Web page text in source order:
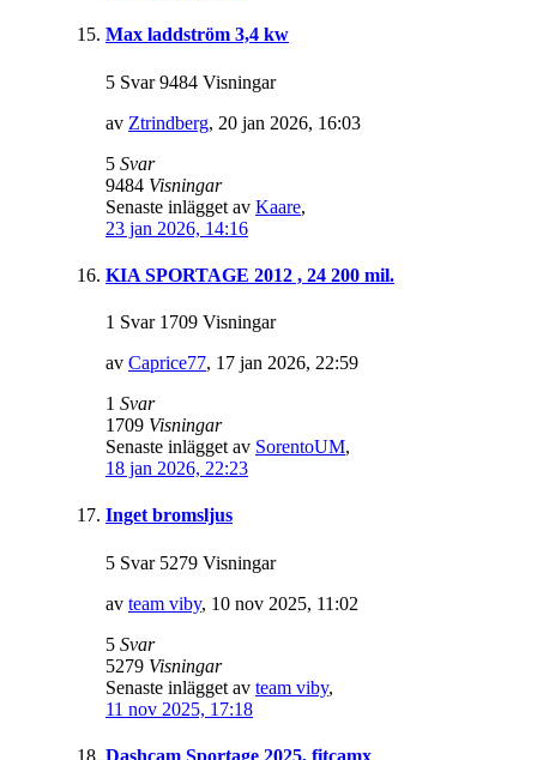
Max laddström 3,4 kw
5 Svar 9484 Visningar
av Ztrindberg, 20 jan 2026, 16:03
5 Svar
9484 Visningar
Senaste inlägget av Kaare,
23 jan 2026, 14:16
KIA SPORTAGE 2012 , 24 200 mil.
1 Svar 1709 Visningar
av Caprice77, 17 jan 2026, 22:59
1 Svar
1709 Visningar
Senaste inlägget av SorentoUM,
18 jan 2026, 22:23
Inget bromsljus
5 Svar 5279 Visningar
av team viby, 10 nov 2025, 11:02
5 Svar
5279 Visningar
Senaste inlägget av team viby,
11 nov 2025, 17:18
Dashcam Sportage 2025, fitcamx